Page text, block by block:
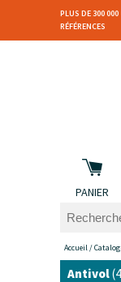
PLUS DE 300 000
RÉFÉRENCES
PANIER
Accueil/
Antivol